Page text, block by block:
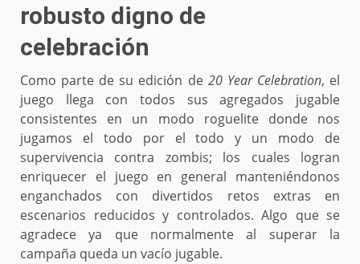
robusto digno de
celebración
Como parte de su edición de 20 Year Celebration, el
juego llega con todos sus agregados jugable
consistentes en un modo roguelite donde nos
jugamos el todo por el todo y un modo de
supervivencia contra zombis; los cuales logran
enriquecer el juego en general manteniéndonos
enganchados con divertidos retos extras en
escenarios reducidos y controlados. Algo que se
agradece ya que normalmente al superar la
campaña queda un vacío jugable.